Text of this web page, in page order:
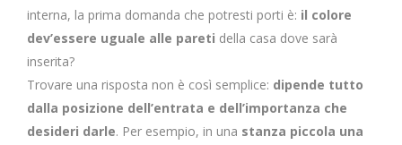
interna, la prima domanda che potresti porti è: il colore
dev’essere uguale alle pareti della casa dove sarà
inserita?
Trovare una risposta non è così semplice: dipende tutto
dalla posizione dell’entrata e dell’importanza che
desideri darle. Per esempio, in una stanza piccola una